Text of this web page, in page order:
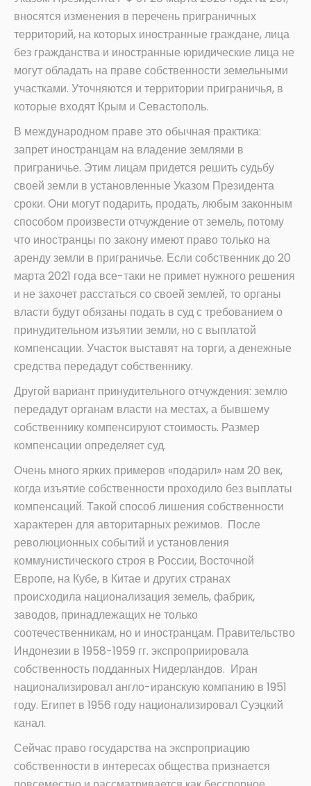
вносятся изменения в перечень приграничных
территорий, на которых иностранные граждане, лица
без гражданства и иностранные юридические лица не
могут обладать на праве собственности земельными
участками. Уточняются и территории приграничья, в
которые входят Крым и Севастополь.
В международном праве это обычная практика:
запрет иностранцам на владение землями в
приграничье. Этим лицам придется решить судьбу
своей земли в установленные Указом Президента
сроки. Они могут подарить, продать, любым законным
способом произвести отчуждение от земель, потому
что иностранцы по закону имеют право только на
аренду земли в приграничье. Если собственник до 20
марта 2021 года все-таки не примет нужного решения
и не захочет расстаться со своей землей, то органы
власти будут обязаны подать в суд с требованием о
принудительном изъятии земли, но с выплатой
компенсации. Участок выставят на торги, а денежные
средства передадут собственнику.
Другой вариант принудительного отчуждения: землю
передадут органам власти на местах, а бывшему
собственнику компенсируют стоимость. Размер
компенсации определяет суд.
Очень много ярких примеров «подарил» нам 20 век,
когда изъятие собственности проходило без выплаты
компенсаций. Такой способ лишения собственности
характерен для авторитарных режимов. После
революционных событий и установления
коммунистического строя в России, Восточной
Европе, на Кубе, в Китае и других странах
происходила национализация земель, фабрик,
заводов, принадлежащих не только
соотечественникам, но и иностранцам. Правительство
Индонезии в 1958-1959 гг. экспроприировала
собственность подданных Нидерландов. Иран
национализировал англо-иранскую компанию в 1951
году. Египет в 1956 году национализировал Суэцкий
канал.
Сейчас право государства на экспроприацию
собственности в интересах общества признается